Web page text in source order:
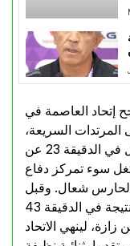
إتحاد العاصمة في
المرتدات السريعة،
وهو ما مكنه من افتتاح باب التسجيل في الدقيقة 23 عن
سوء تمركز دفاع
شعال. وقبل
نهاية الشوط الأول، ضاعف خالدي النتيجة في الدقيقة 43
لينهي الاتحاد